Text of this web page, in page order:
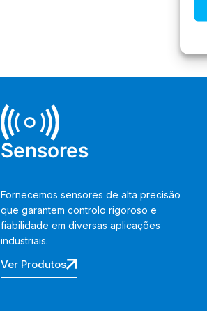
Sensores
Fornecemos sensores de alta precisão
que garantem controlo rigoroso e
fiabilidade em diversas aplicações
industriais.
Ver Produtos